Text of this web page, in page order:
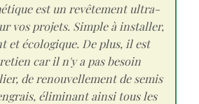
est un revêtement ultra-
vos projets. Simple à installer,
et écologique. De plus, il est
car il n'y a pas besoin
de renouvellement de semis
éliminant ainsi tous les